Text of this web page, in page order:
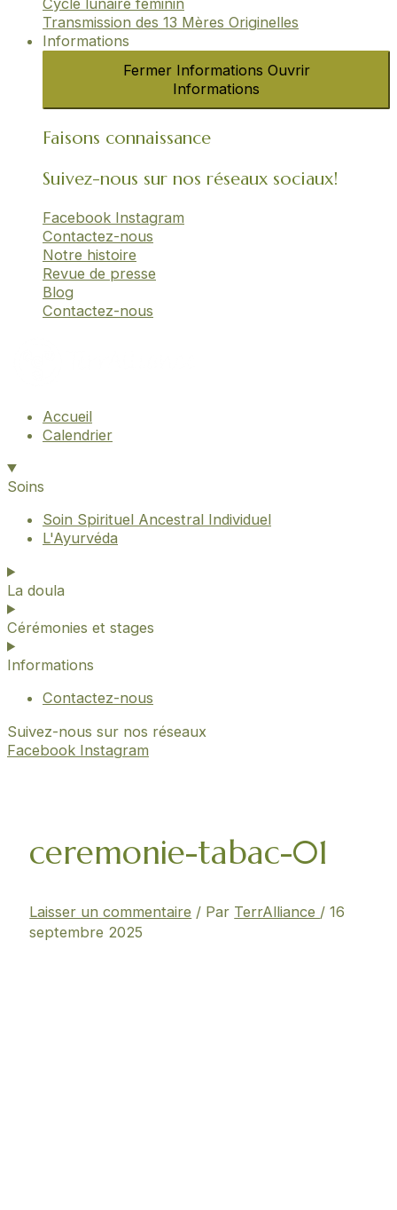
Transmission des 13 Mères Originelles​
Informations
Fermer Informations Ouvrir
Informations
Faisons connaissance
Suivez-nous sur nos réseaux sociaux!
Facebook Instagram
Contactez-nous
Notre histoire
Revue de presse
Blog
Contactez-nous
Accueil
Calendrier
Soins
Soin Spirituel Ancestral Individuel
L'Ayurvéda
La doula
Cérémonies et stages
Informations
Contactez-nous
Suivez-nous sur nos réseaux
Facebook Instagram
ceremonie-tabac-01
Laisser un commentaire / Par TerrAlliance /16
septembre 2025